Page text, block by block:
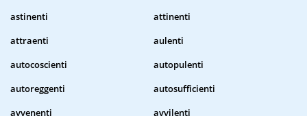
astinenti
attinenti
attraenti
aulenti
autocoscienti
autopulenti
autoreggenti
autosufficienti
avvenenti
avvilenti